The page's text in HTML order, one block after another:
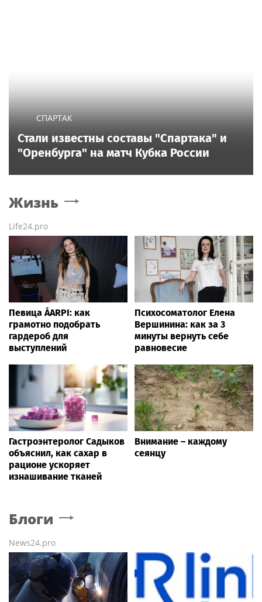
СПАРТАК
Стали известны составы "Спартака" и
"Оренбурга" на матч Кубка России
Жизнь
Life24.pro
Певица ÁARPI: как
грамотно подобрать
гардероб для
выступлений
Психосоматолог Елена
Вершинина: как за 3
минуты вернуть себе
равновесие
Гастроэнтеролог Садыков
объяснил, как сахар в
рационе ускоряет
изнашивание тканей
Внимание – каждому
сеянцу
Блоги
News24.pro